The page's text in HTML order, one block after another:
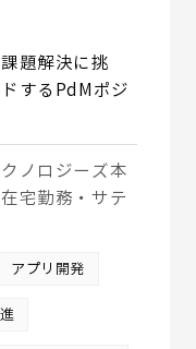
題解決に挑
するPdMポジ
ノロジーズ本
宅勤務・サテ
アプリ開発